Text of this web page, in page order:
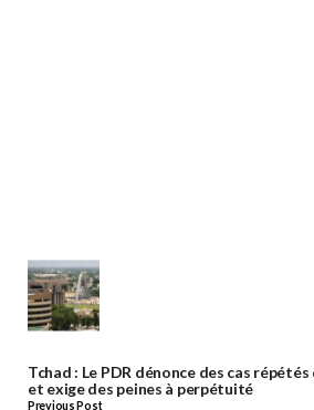
Tchad : Le PDR dénonce des cas répétés
et exige des peines à perpétuité
Previous Post